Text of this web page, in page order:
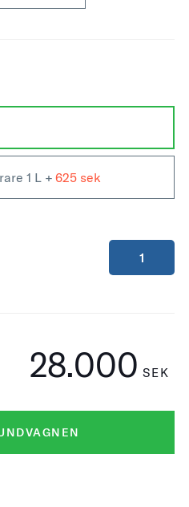
1 L + 625
28.000 SEK